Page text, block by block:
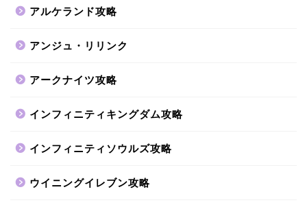
アルケランド攻略
アンジュ・リリンク
アークナイツ攻略
インフィニティキングダム攻略
インフィニティソウルズ攻略
ウイニングイレブン攻略